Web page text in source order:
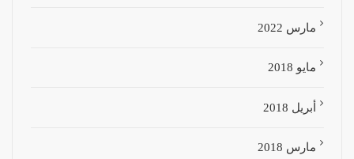
مارس 2022
مايو 2018
أبريل 2018
مارس 2018